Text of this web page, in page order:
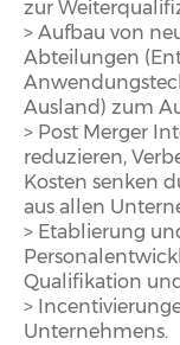
zur
> Aufbau von
Abteilungen
Ausland) zum
> Post Merger
reduzieren,
Kosten senken
aus allen
> Etablierung
Qualifikation
>
Unternehmens.